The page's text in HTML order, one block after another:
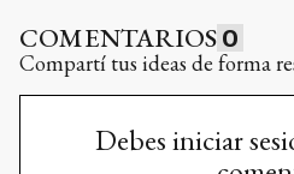
COMENTARIOS 0
Compartí tus ideas de forma
Debes iniciar